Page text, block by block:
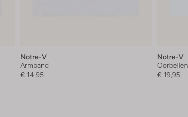
Notre-V
Armband
€ 14,95
Notre-V
Oorbellen
€ 19,95